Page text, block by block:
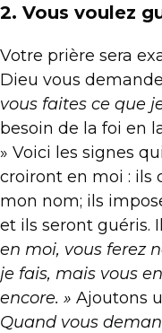
2. Vous voulez
Votre prière sera
Dieu vous
vous faites ce que
besoin de la foi en
» Voici les signes
croiront en moi : ils
mon nom; ils
et ils seront guéris.
en moi, vous ferez
je fais, mais vous
encore. » Ajoutons
Quand vous